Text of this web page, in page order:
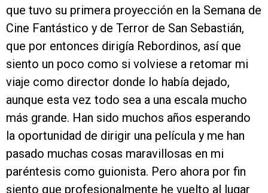
que tuvo su primera proyección en la Semana de
Cine Fantástico y de Terror de San Sebastián,
que por entonces dirigía Rebordinos, así que
siento un poco como si volviese a retomar mi
viaje como director donde lo había dejado,
aunque esta vez todo sea a una escala mucho
más grande. Han sido muchos años esperando
la oportunidad de dirigir una película y me han
pasado muchas cosas maravillosas en mi
paréntesis como guionista. Pero ahora por fin
siento que profesionalmente he vuelto al lugar